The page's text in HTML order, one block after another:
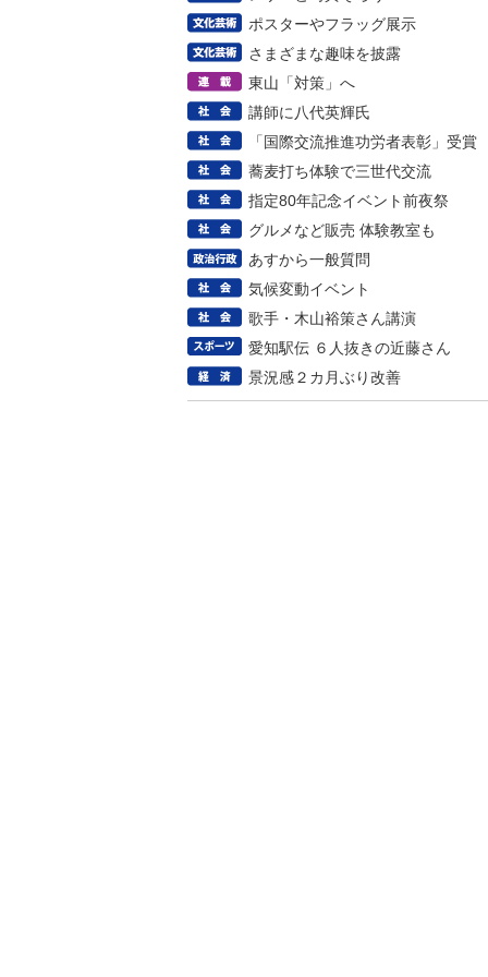
ポスターやフラッグ展示
さまざまな趣味を披露
東山「対策」へ
講師に八代英輝氏
「国際交流推進功労者表彰」受賞
蕎麦打ち体験で三世代交流
指定80年記念イベント前夜祭
グルメなど販売 体験教室も
あすから一般質問
気候変動イベント
歌手・木山裕策さん講演
愛知駅伝 ６人抜きの近藤さん
景況感２カ月ぶり改善